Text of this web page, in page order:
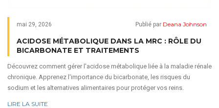
mai 29, 2026 Publié par Deana Johnson
ACIDOSE MÉTABOLIQUE DANS LA MRC : RÔLE DU
BICARBONATE ET TRAITEMENTS
Découvrez comment gérer l'acidose métabolique liée à la maladie rénale
chronique. Apprenez l'importance du bicarbonate, les risques du
sodium et les alternatives alimentaires pour protéger vos reins.
LIRE LA SUITE